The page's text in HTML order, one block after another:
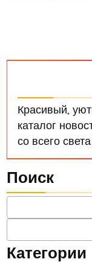
Красивый,
каталог
со всего света
Поиск
Категории